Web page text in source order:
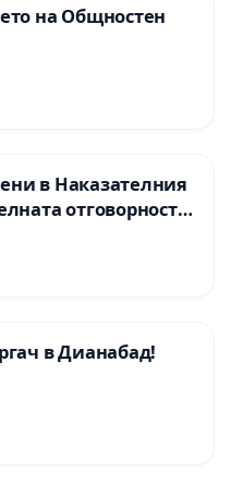
на Общностен
в Наказателния
отговорност
тежки
в Дианабад!